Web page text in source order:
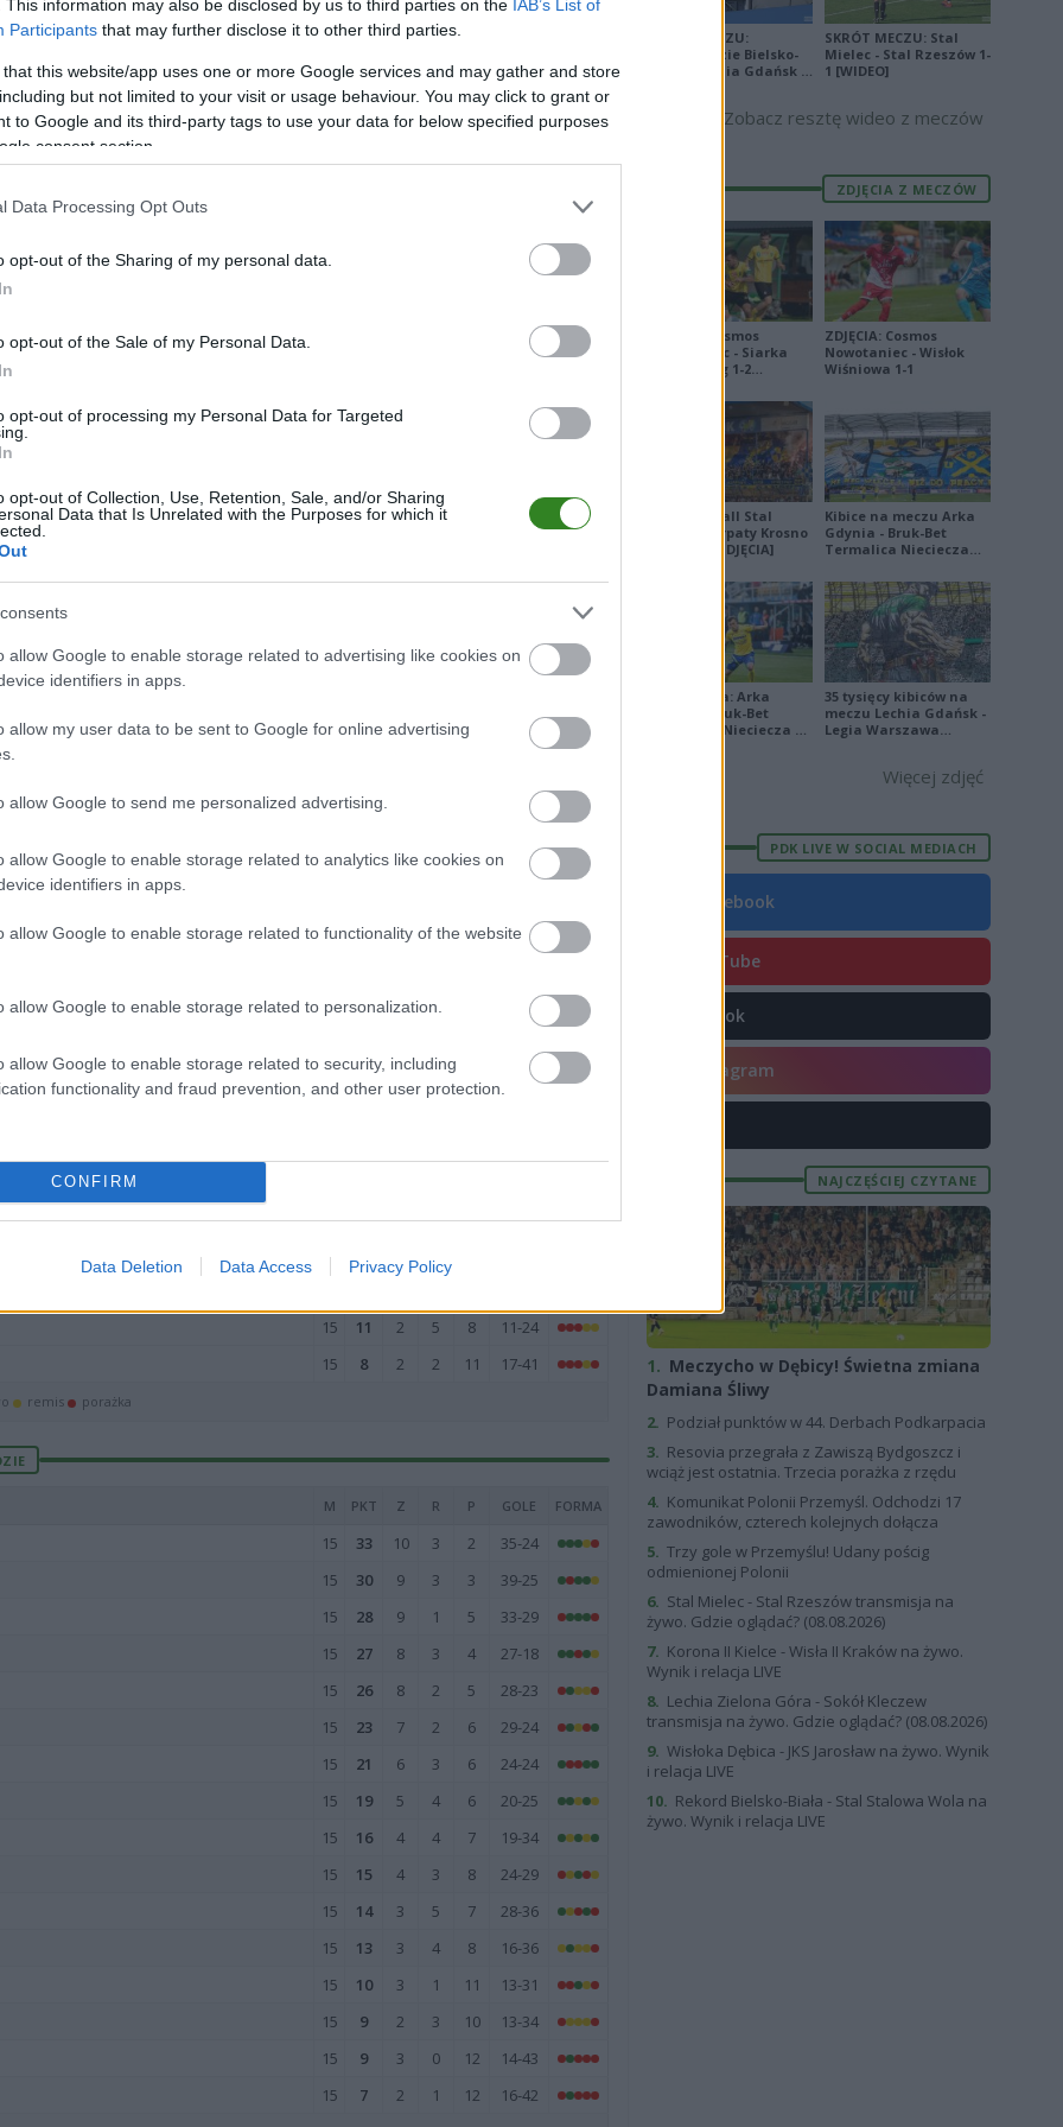
This information may also be disclosed by us to third parties on the IAB’s List of
Participants that may further disclose it to other third parties.
that this website/app uses one or more Google services and may gather and store
but not limited to your visit or usage behaviour. You may click to grant or
to Google and its third-party tags to use your data for below specified purposes
consent section.
Data Processing Opt Outs
opt-out of the Sharing of my personal data.
opt-out of the Sale of my Personal Data.
opt-out of processing my Personal Data for Targeted
opt-out of Collection, Use, Retention, Sale, and/or Sharing
Data that Is Unrelated with the Purposes for which it
allow Google to enable storage related to advertising like cookies on
identifiers in apps.
allow my user data to be sent to Google for online advertising
allow Google to send me personalized advertising.
allow Google to enable storage related to analytics like cookies on
identifiers in apps.
allow Google to enable storage related to functionality of the website
allow Google to enable storage related to personalization.
allow Google to enable storage related to security, including
functionality and fraud prevention, and other user protection.
CONFIRM
Data Deletion Data Access Privacy Policy
30 67 21 4 5 86-39
30 59 18 5 7 68-47
30 55-48
55-54
30 39 11 40-45
30 32 9 5 34-48
remis porażka
15 37 47-14
32 10 47-27
30-13
15 30 9 27-11
41-22
26-24
27-18
15 27 8 3 34-25
15 18 5 3 7 34-26
15
15 11 2 5 8 11-24
15 8 2 2 11 17-41
remis porażka
M PKT Z R P GOLE FORMA
15 33 10 3 2 35-24
15 30 9 3 3 39-25
15 28 9 1 5 33-29
15 27 8 3 4 27-18
15 26 8 2 5 28-23
15 23 7 2 6 29-24
15 21 6 3 6 24-24
15 19 5 4 6 20-25
15 16 4 4 7 19-34
15 15 4 3 8 24-29
15 14 3 5 7 28-36
15 13 3 4 8 16-36
15 10 3 1 11 13-31
15 9 2 3 10 13-34
15 9 3 0 12 14-43
15 7 2 1 12 16-42
SKRÓT MECZU:
Podbeskidzie Bielsko-
Biała - Lechia Gdańsk 2-
SKRÓT MECZU: Stal
Mielec - Stal Rzeszów 1-
1 [WIDEO]
Zobacz resztę wideo z meczów
ZDJĘCIA Z MECZÓW
ZDJĘCIA: Cosmos
Nowotaniec - Siarka
Tarnobrzeg 1-2
ZDJĘCIA: Cosmos
Nowotaniec - Wisłok
Wiśniowa 1-1
Derby Ekoball Stal
Sanok - Karpaty Krosno
na remis [ZDJĘCIA]
Kibice na meczu Arka
Gdynia - Bruk-Bet
Termalica Nieciecza
Ekstraklasa: Arka
Gdynia - Bruk-Bet
Termalica Nieciecza 2-
35 tysięcy kibiców na
meczu Lechia Gdańsk -
Legia Warszawa
Więcej zdjęć
PDK LIVE W SOCIAL MEDIACH
Facebook
YouTube
TikTok
Instagram
NAJCZĘŚCIEJ CZYTANE
1. Meczycho w Dębicy! Świetna zmiana
Damiana Śliwy
2. Podział punktów w 44. Derbach Podkarpacia
3. Resovia przegrała z Zawiszą Bydgoszcz i
wciąż jest ostatnia. Trzecia porażka z rzędu
4. Komunikat Polonii Przemyśl. Odchodzi 17
zawodników, czterech kolejnych dołącza
5. Trzy gole w Przemyślu! Udany pościg
odmienionej Polonii
6. Stal Mielec - Stal Rzeszów transmisja na
żywo. Gdzie oglądać? (08.08.2026)
7. Korona II Kielce - Wisła II Kraków na żywo.
Wynik i relacja LIVE
8. Lechia Zielona Góra - Sokół Kleczew
transmisja na żywo. Gdzie oglądać? (08.08.2026)
9. Wisłoka Dębica - JKS Jarosław na żywo. Wynik
i relacja LIVE
10. Rekord Bielsko-Biała - Stal Stalowa Wola na
żywo. Wynik i relacja LIVE